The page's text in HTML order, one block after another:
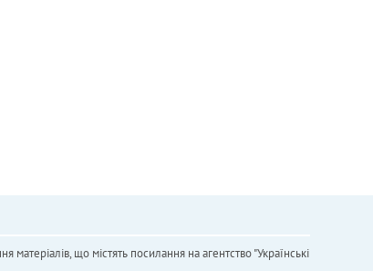
що містять посилання на агентство "Українськi